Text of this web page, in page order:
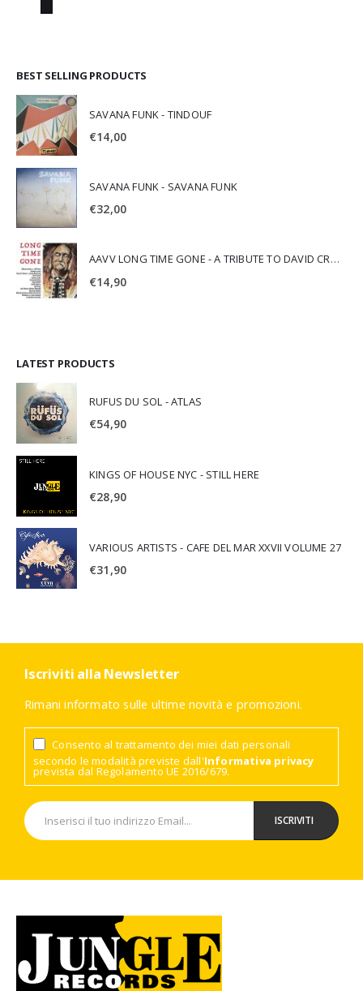
BEST SELLING PRODUCTS
SAVANA FUNK - TINDOUF
€14,00
SAVANA FUNK - SAVANA FUNK
€32,00
AAVV LONG TIME GONE - A TRIBUTE TO DAVID CROSBY
€14,90
LATEST PRODUCTS
RUFUS DU SOL - ATLAS
€54,90
KINGS OF HOUSE NYC - STILL HERE
€28,90
VARIOUS ARTISTS - CAFE DEL MAR XXVII VOLUME 27
€31,90
Iscriviti alla Newsletter
Rimani informato sulle ultime novità e promozioni.
Consento al trattamento dei miei dati personali
secondo le modalità previste dall'Informativa privacy
prevista dal Regolamento UE 2016/679.